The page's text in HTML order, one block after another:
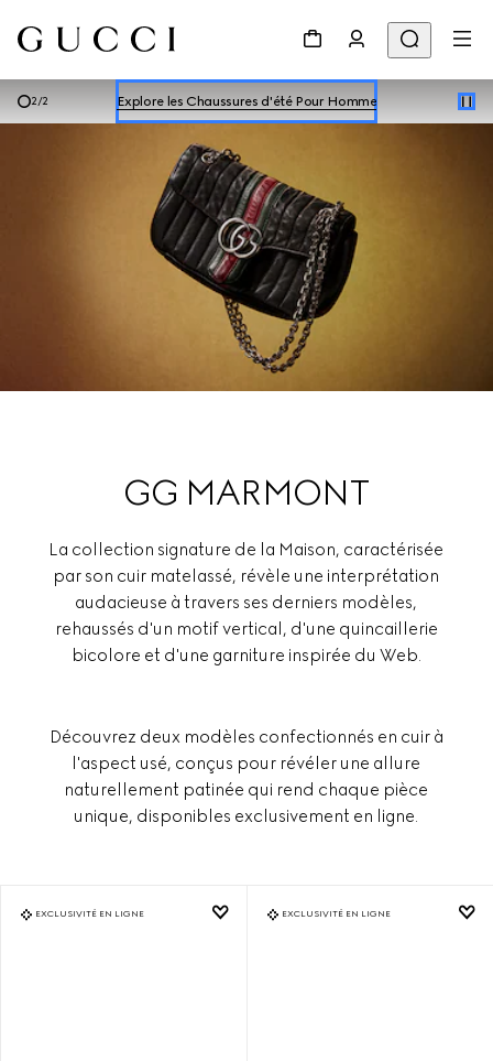
2/2 Explore les Chaussures d'été Pour Homme
Explorer les Chaussures d'été Pour Femme
GG MARMONT
La collection signature de la Maison, caractérisée
par son cuir matelassé, révèle une interprétation
audacieuse à travers ses derniers modèles,
rehaussés d'un motif vertical, d'une quincaillerie
bicolore et d'une garniture inspirée du Web.
Découvrez deux modèles confectionnés en cuir à
l'aspect usé, conçus pour révéler une allure
naturellement patinée qui rend chaque pièce
unique, disponibles exclusivement en ligne.
EXCLUSIVITÉ EN LIGNE EXCLUSIVITÉ EN LIGNE